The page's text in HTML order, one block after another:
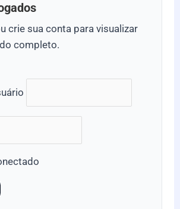
crie sua conta para visualizar
completo.